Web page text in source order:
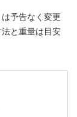
予告なく変更
と重量は目安